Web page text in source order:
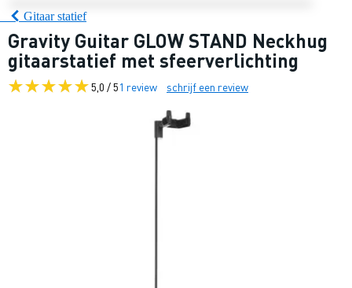
Gitaar statief
Gravity Guitar GLOW STAND Neckhug
gitaarstatief met sfeerverlichting
5,0 / 51 review schrijf een review